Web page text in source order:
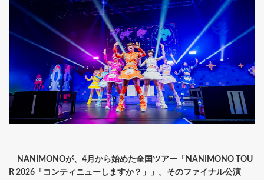
NANIMONOが、4月から始めた全国ツアー「NANIMONO TOU
R 2026「コンティニューしますか？」」。そのファイナル公演